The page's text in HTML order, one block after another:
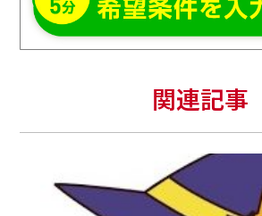
関連記事